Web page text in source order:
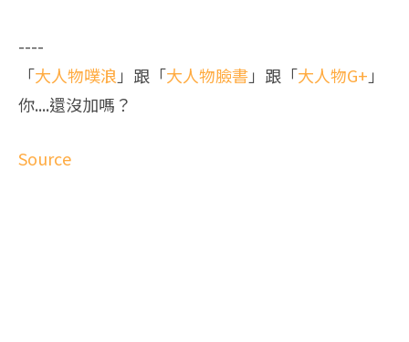
----
「大人物噗浪 」跟「大人物臉書」跟「大人物G+ 」
你....還沒加嗎？
Source